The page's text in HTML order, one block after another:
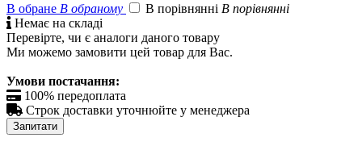
В обране В обраному В порівнянні В порівнянні
 Немає на складі
Перевірте, чи є аналоги даного товару
Ми можемо замовити цей товар для Вас.
Умови постачання:
 100% передоплата
 Строк доставки уточнюйте у менеджера
Запитати